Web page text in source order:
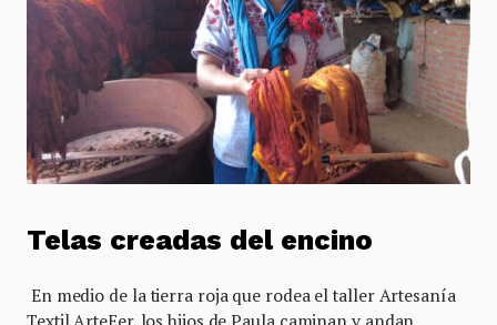
Telas creadas del encino
En medio de la tierra roja que rodea el taller Artesanía
Textil ArteFer, los hijos de Paula caminan y andan